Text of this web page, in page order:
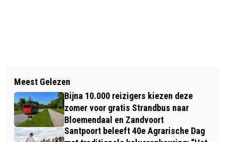
Meest Gelezen
Bijna 10.000 reizigers kiezen deze
zomer voor gratis Strandbus naar
Bloemendaal en Zandvoort
Santpoort beleeft 40e Agrarische Dag